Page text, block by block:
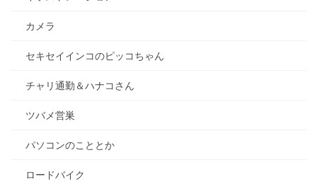
カメラ
セキセイインコのピッコちゃん
チャリ通勤＆ハナコさん
ツバメ営巣
パソコンのこととか
ロードバイク